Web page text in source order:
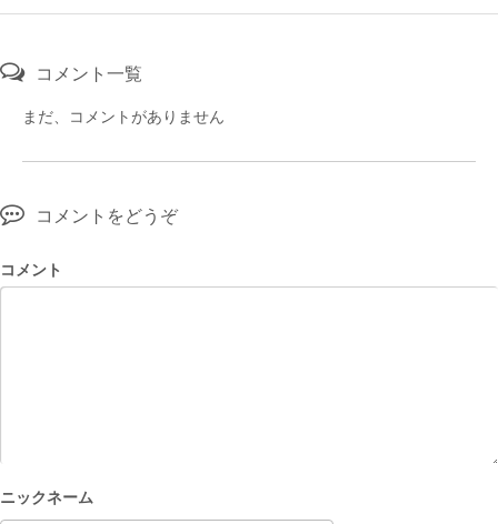
コメント一覧
まだ、コメントがありません
コメントをどうぞ
コメント